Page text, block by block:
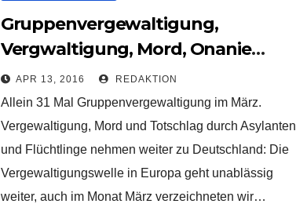
Gruppenvergewaltigung,
Vergwaltigung, Mord, Onanie
durch Asylanten | März dramatisch
APR 13, 2016 REDAKTION
Allein 31 Mal Gruppenvergewaltigung im März.
Vergewaltigung, Mord und Totschlag durch Asylanten
und Flüchtlinge nehmen weiter zu Deutschland: Die
Vergewaltigungswelle in Europa geht unablässig
weiter, auch im Monat März verzeichneten wir…